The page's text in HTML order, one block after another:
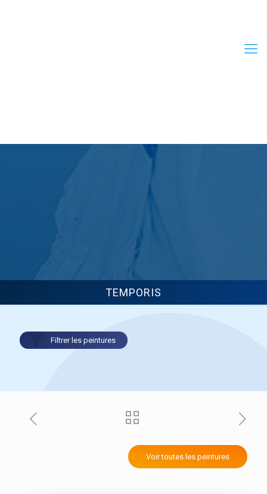
TEMPORIS
Filtrer les peintures
Finitions velours
Finitions mates
D2/D3 - Revêtement semi-
épais
D3 à I4 - Système
d'imperméabilisation
Voir toutes les peintures